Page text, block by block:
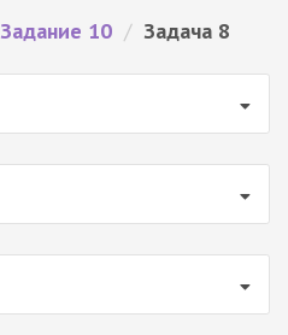
Задание 10 / Задача 8